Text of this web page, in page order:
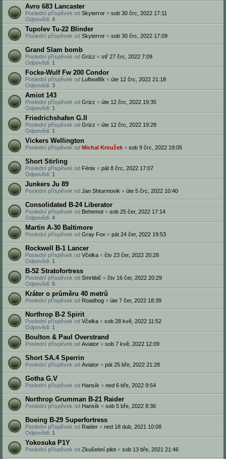
Avro 683 Lancaster
Poslední příspěvek od Skyterror « sob 30 črc, 2022 17:11
Odpovědi: 4
Tupolev Tu-22 Blinder
Poslední příspěvek od Skyterror « sob 30 črc, 2022 17:09
Grand Slam bomb
Poslední příspěvek od Grizz « stř 27 črc, 2022 7:09
Odpovědi: 1
Focke-Wulf Fw 200 Condor
Poslední příspěvek od Luftwaflík « úte 12 črc, 2022 21:18
Odpovědi: 3
Amiot 143
Poslední příspěvek od Grizz « úte 12 črc, 2022 19:35
Odpovědi: 1
Friedrichshafen G.II
Poslední příspěvek od Grizz « úte 12 črc, 2022 19:28
Odpovědi: 1
Vickers Wellington
Poslední příspěvek od Michal Kroužek « sob 9 črc, 2022 19:05
Short Stirling
Poslední příspěvek od Fénix « pát 8 črc, 2022 17:07
Odpovědi: 1
Junkers Ju 89
Poslední příspěvek od Jan Shturmovik « úte 5 črc, 2022 10:40
Consolidated B-24 Liberator
Poslední příspěvek od Behemot « sob 25 čer, 2022 17:14
Odpovědi: 4
Martin A-30 Baltimore
Poslední příspěvek od Gray Fox « pát 24 čer, 2022 19:53
Rockwell B-1 Lancer
Poslední příspěvek od Včelka « čtv 23 čer, 2022 20:28
Odpovědi: 1
B-52 Stratofortress
Poslední příspěvek od Smrtibič « čtv 16 čer, 2022 20:29
Odpovědi: 5
Kráter o průměru 40 metrů
Poslední příspěvek od Roadhog « úte 7 čer, 2022 18:39
Northrop B-2 Spirit
Poslední příspěvek od Včelka « sob 28 kvě, 2022 11:52
Odpovědi: 1
Boulton & Paul Overstrand
Poslední příspěvek od Aviator « sob 7 kvě, 2022 12:09
Short SA.4 Sperrin
Poslední příspěvek od Aviator « pát 25 bře, 2022 21:28
Gotha G.V
Poslední příspěvek od Hansík « ned 6 bře, 2022 9:54
Northrop Grumman B-21 Raider
Poslední příspěvek od Hansík « sob 5 bře, 2022 8:36
Boeing B-29 Superfortress
Poslední příspěvek od Raider « ned 18 dub, 2021 10:08
Odpovědi: 1
Yokosuka P1Y
Poslední příspěvek od Zkušební pilot « sob 13 bře, 2021 21:46